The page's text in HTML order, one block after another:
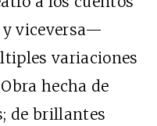
y viceversa—
variaciones
hecha de
de brillantes